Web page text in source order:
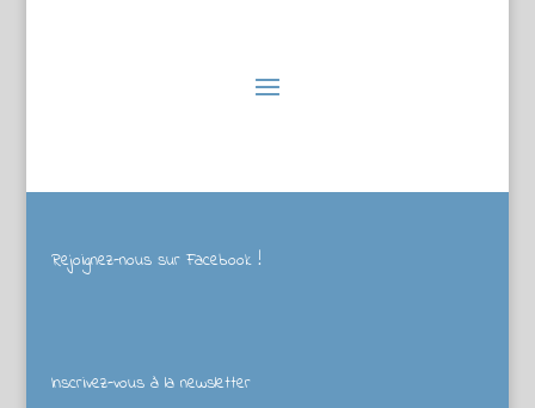
Rejoignez-nous sur Facebook !
Inscrivez-vous à la newsletter